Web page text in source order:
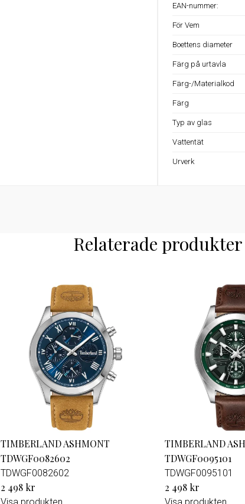
EAN-nummer:
För Vem
Boettens diameter
Färg på urtavla
Färg-/Materialkod
Färg
Typ av glas
Vattentät
Urverk
Relaterade produkter
TIMBERLAND ASHMONT
TDWGF0082602
TDWGF0082602
2 498 kr
TIMBERLAND
TDWGF0095101
TDWGF0095101
2 498 kr